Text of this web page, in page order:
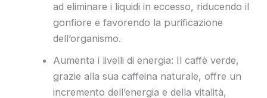
ad eliminare i liquidi in eccesso, riducendo il
gonfiore e favorendo la purificazione
dell’organismo.
Aumenta i livelli di energia: Il caffè verde,
grazie alla sua caffeina naturale, offre un
incremento dell’energia e della vitalità,